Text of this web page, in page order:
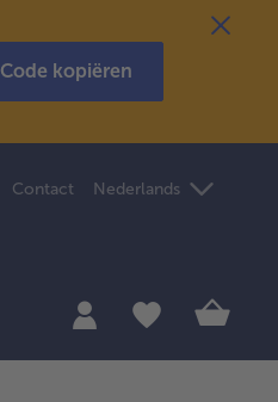
Code kopiëren
Contact Nederlands